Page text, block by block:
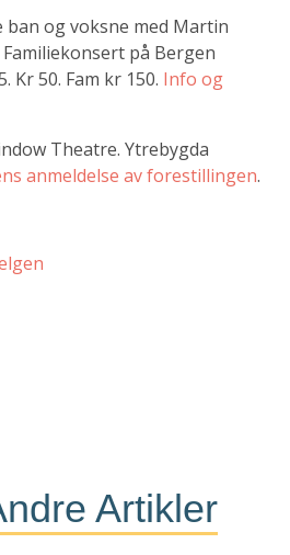
og voksne med Martin
på Bergen
Kr 50. Fam kr 150. Info og
Theatre. Ytrebygda
anmeldelse av forestillingen.
Artikler